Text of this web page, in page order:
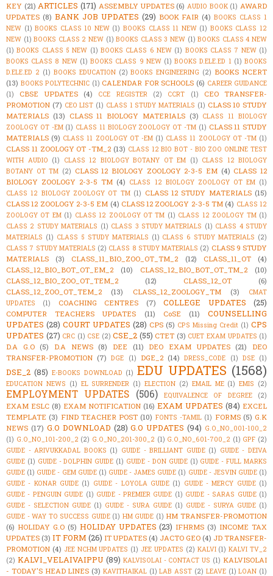
KEY (21) ARTICLES (171) ASSEMBLY UPDATES (6) AUDIO BOOK (1) AWARD
UPDATES (8) BANK JOB UPDATES (29) BOOK FAIR (4) BOOKS CLASS 1
NEW (1) BOOKS CLASS 10 NEW (1) BOOKS CLASS 11 NEW (1) BOOKS CLASS 12
NEW (1) BOOKS CLASS 2 NEW (1) BOOKS CLASS 3 NEW (1) BOOKS CLASS 4 NEW
(1) BOOKS CLASS 5 NEW (1) BOOKS CLASS 6 NEW (1) BOOKS CLASS 7 NEW (1)
BOOKS CLASS 8 NEW (1) BOOKS CLASS 9 NEW (1) BOOKS D.ELE.ED 1 (1) BOOKS
D.ELE.ED 2 (1) BOOKS EDUCATION (2) BOOKS ENGINEERING (2) BOOKS NCERT
(13) BOOKS POLYTECHNIC (1) CALENDAR FOR SCHOOLS (6) CAREER GUIDANCE
(1)
CBSE UPDATES (4) CCE REGISTER (2) CCRT (1)
CEO TRANSFER-
PROMOTION (7) CEO LIST (1) CLASS 1 STUDY MATERIALS (1) CLASS 10 STUDY
MATERIALS (13) CLASS 11 BIOLOGY MATERIALS (3) CLASS 11 BIOLOGY
ZOOLOGY OT -EM (1) CLASS 11 BIOLOGY ZOOLOGY OT -TM (1) CLASS 11 STUDY
MATERIALS (9) CLASS 11 ZOOLOGY OT -EM (1) CLASS 11 ZOOLOGY OT -TM (1)
CLASS 11 ZOOLOGY OT -TM_2 (13) CLASS 12 BIO BOT - BIO ZOO ONLINE TEST
WITH AUDIO (1) CLASS 12 BIOLOGY BOTANY OT EM (1) CLASS 12 BIOLOGY
BOTANY OT TM (2) CLASS 12 BIOLOGY ZOOLOGY 2-3-5 EM (4) CLASS 12
BIOLOGY ZOOLOGY 2-3-5 TM (4) CLASS 12 BIOLOGY ZOOLOGY OT EM (1)
CLASS 12 BIOLOGY ZOOLOGY OT TM (1) CLASS 12 STUDY MATERIALS (15)
CLASS 12 ZOOLOGY 2-3-5 EM (4) CLASS 12 ZOOLOGY 2-3-5 TM (4) CLASS 12
ZOOLOGY OT EM (1) CLASS 12 ZOOLOGY OT TM (1) CLASS 12 ZOOLOGY TM (1)
CLASS 2 STUDY MATERIALS (1) CLASS 3 STUDY MATERIALS (1) CLASS 4 STUDY
MATERIALS (1) CLASS 5 STUDY MATERIALS (1) CLASS 6 STUDY MATERIALS (2)
CLASS 7 STUDY MATERIALS (2) CLASS 8 STUDY MATERIALS (2) CLASS 9 STUDY
MATERIALS
(3) CLASS_11_BIO_ZOO_OT_TM_2 (12) CLASS_11_OT
(4)
CLASS_12_BIO_BOT_OT_EM_2
(10) CLASS_12_BIO_BOT_OT_TM_2
(10)
CLASS_12_BIO_ZOO_OT_TEM_2
(12) CLASS_12_OT
(6)
CLASS_12_ZOO_OT_TEM_2
(13) CLASS_12_ZOOLOGY_TM (3)
CMAT
UPDATES
(1) COACHING CENTRES (7) COLLEGE UPDATES (25)
COMPUTER TEACHERS UPDATES (11) CoSE (11)
COUNSELLING
UPDATES (28) COURT UPDATES (28) CPS (5) CPS Missing Credit (1) CPS
UPDATES (27) CRC (1) CSE (2) CSE_2 (55) CTET (3) CUET EXAM UPDATES (1)
D.A G.O (5) D.A NEWS (8) DEE (11) DEO EXAM UPDATES (21)
DEO
TRANSFER-PROMOTION (7) DGE (1) DGE_2 (14) DRESS_CODE (1) DSE (1)
DSE_2 (85) E-BOOKS DOWNLOAD (1) EDU UPDATES (1568)
EDUCATION NEWS (1) EL SURRENDER (1) ELECTION (2) EMAIL ME (1) EMIS (2)
EMPLOYMENT UPDATES (506) EQUIVALENCE OF DEGREE (2)
EXAM ESLC (8) EXAM NOTIFICATION (16) EXAM UPDATES (84) EXCEL
TEMPLATE (3) FIND TEACHER POST (10) FONTS -TAMIL (1) FORMS (5) G.K
NEWS (17) G.O DOWNLOAD (28) G.O UPDATES (94) G.O_NO_001-100_2
(1) G.O_NO_101-200_2 (2) G.O_NO_201-300_2 (1) G.O_NO_601-700_2 (1) GPF (2)
GUIDE - ARIVUKKADAL BOOKS (1) GUIDE - BRILLIANT GUIDE (1) GUIDE - DEIVA
GUIDE (1) GUIDE - DOLPHIN GUIDE (1) GUIDE - DON GUIDE (1) GUIDE - FULL MARKS
GUIDE (1) GUIDE - GEM GUIDE (1) GUIDE - JAMES GUIDE (1) GUIDE - JESVIN GUIDE (1)
GUIDE - KONAR GUIDE (1) GUIDE - LOYOLA GUIDE (1) GUIDE - MERCY GUIDE (1)
GUIDE - PENGUIN GUIDE (1) GUIDE - PREMIER GUIDE (1) GUIDE - SARAS GUIDE (1)
GUIDE - SELECTION GUIDE (1) GUIDE - SURA GUIDE (1) GUIDE - SURYA GUIDE (1)
GUIDE - WAY TO SUCCESS GUIDE (1) HM GUIDE (1) HM TRANSFER-PROMOTION
(6) HOLIDAY G.O (5) HOLIDAY UPDATES (23) IFHRMS (3) INCOME TAX
UPDATES (3) IT FORM (26) IT UPDATES (4) JACTO GEO (4) JD TRANSFER-
PROMOTION (4) JEE NCHM UPDATES (1) JEE UPDATES (2) KALVI (1) KALVI TV_2
(2) KALVI_VELAIVAIPPU (89) KALVISOLAI - CONTACT US (1) KALVISOLAI
- TODAY'S HEAD LINES (3) KAVITHAIKAL (1) LAB ASST (2) LEAVE (1) LOAN (1)